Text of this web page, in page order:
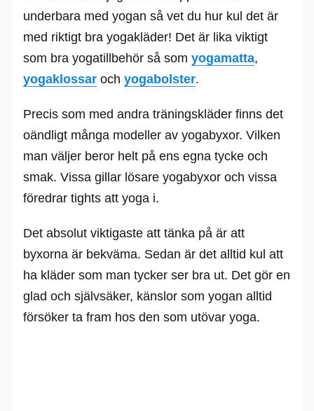
underbara med yogan så vet du hur kul det är
med riktigt bra yogakläder! Det är lika viktigt
som bra yogatillbehör så som yogamatta,
yogaklossar och yogabolster.
Precis som med andra träningskläder finns det
oändligt många modeller av yogabyxor. Vilken
man väljer beror helt på ens egna tycke och
smak. Vissa gillar lösare yogabyxor och vissa
föredrar tights att yoga i.
Det absolut viktigaste att tänka på är att
byxorna är bekväma. Sedan är det alltid kul att
ha kläder som man tycker ser bra ut. Det gör en
glad och självsäker, känslor som yogan alltid
försöker ta fram hos den som utövar yoga.